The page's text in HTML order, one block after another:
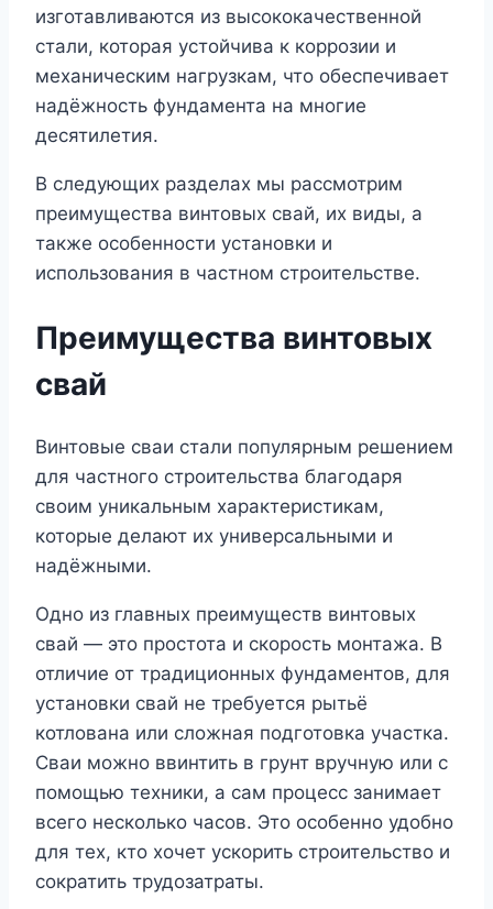
изготавливаются из высококачественной
стали, которая устойчива к коррозии и
механическим нагрузкам, что обеспечивает
надёжность фундамента на многие
десятилетия.
В следующих разделах мы рассмотрим
преимущества винтовых свай, их виды, а
также особенности установки и
использования в частном строительстве.
Преимущества винтовых
свай
Винтовые сваи стали популярным решением
для частного строительства благодаря
своим уникальным характеристикам,
которые делают их универсальными и
надёжными.
Одно из главных преимуществ винтовых
свай — это простота и скорость монтажа. В
отличие от традиционных фундаментов, для
установки свай не требуется рытьё
котлована или сложная подготовка участка.
Сваи можно ввинтить в грунт вручную или с
помощью техники, а сам процесс занимает
всего несколько часов. Это особенно удобно
для тех, кто хочет ускорить строительство и
сократить трудозатраты.